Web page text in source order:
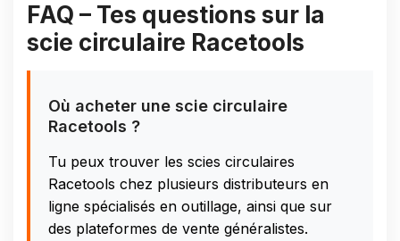
FAQ – Tes questions sur la
scie circulaire Racetools
Où acheter une scie circulaire
Racetools ?
Tu peux trouver les scies circulaires
Racetools chez plusieurs distributeurs en
ligne spécialisés en outillage, ainsi que sur
des plateformes de vente généralistes.